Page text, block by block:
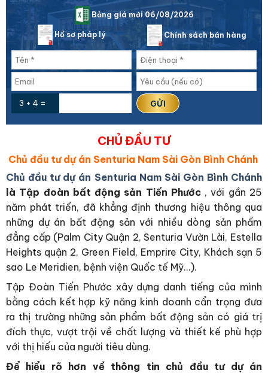
Bảng giá mới 06/08/2026
Hồ sơ pháp lý Chính sách bán hàng
3 + 4 =
CHỦ ĐẦU TƯ
Chủ đầu tư dự án Senturia Nam Sài Gòn Bình Chánh
Chủ đầu tư dự án Senturia Nam Sài Gòn Bình Chánh
là Tập đoàn bất động sản Tiến Phước, với gần 25
năm phát triển, đã khẳng định thương hiệu thông qua
những dự án bất động sản với nhiều dòng sản phẩm
đẳng cấp (Palm City Quận 2, Senturia Vườn Lài, Estella
Heights quận 2, Green Field, Emprire City, Khách sạn 5
sao Le Meridien, bệnh viện Quốc tế Mỹ…).
Tập Đoàn Tiến Phước xây dựng danh tiếng của mình
bằng cách kết hợp kỹ năng kinh doanh cẩn trọng đưa
ra thị trường những sản phẩm bất động sản có giá trị
đích thực, vượt trội về chất lượng và thiết kế phù hợp
với thị hiếu của người tiêu dùng.
Để hiểu rõ hơn về thông tin chủ đầu tư dự án